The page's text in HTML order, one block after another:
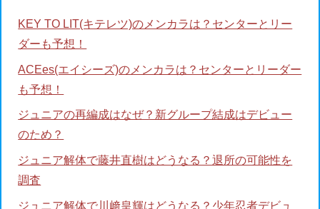
KEY TO LIT(キテレツ)のメンカラは？センターとリー
ダーも予想！
ACEes(エイシーズ)のメンカラは？センターとリーダー
も予想！
ジュニアの再編成はなぜ？新グループ結成はデビュー
のため？
ジュニア解体で藤井直樹はどうなる？退所の可能性を
調査
ジュニア解体で川﨑皇輝はどうなる？少年忍者デビュ